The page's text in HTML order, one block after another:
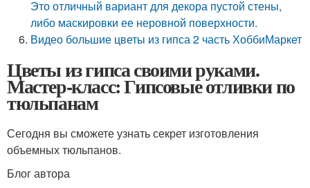
Это отличный вариант для декора пустой стены,
либо маскировки ее неровной поверхности.
Видео большие цветы из гипса 2 часть ХоббиМаркет
Цветы из гипса своими руками.
Мастер-класс: Гипсовые отливки по
тюльпанам
Сегодня вы сможете узнать секрет изготовления
объемных тюльпанов.
Блог автора